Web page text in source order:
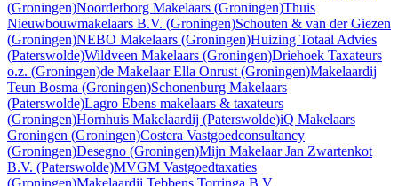
(Groningen)Noorderborg Makelaars (Groningen)Thuis
Nieuwbouwmakelaars B.V. (Groningen)Schouten & van der Giezen
(Groningen)NEBO Makelaars (Groningen)Huizing Totaal Advies
(Paterswolde)Wildveen Makelaars (Groningen)Driehoek Taxateurs
o.z. (Groningen)de Makelaar Ella Onrust (Groningen)Makelaardij
Teun Bosma (Groningen)Schonenburg Makelaars
(Paterswolde)Lagro Ebens makelaars & taxateurs
(Groningen)Hornhuis Makelaardij (Paterswolde)iQ Makelaars
Groningen (Groningen)Costera Vastgoedconsultancy
(Groningen)Desegno (Groningen)Mijn Makelaar Jan Zwartenkot
B.V. (Paterswolde)MVGM Vastgoedtaxaties
(Groningen)Makelaardij Tebbens Torringa B.V.